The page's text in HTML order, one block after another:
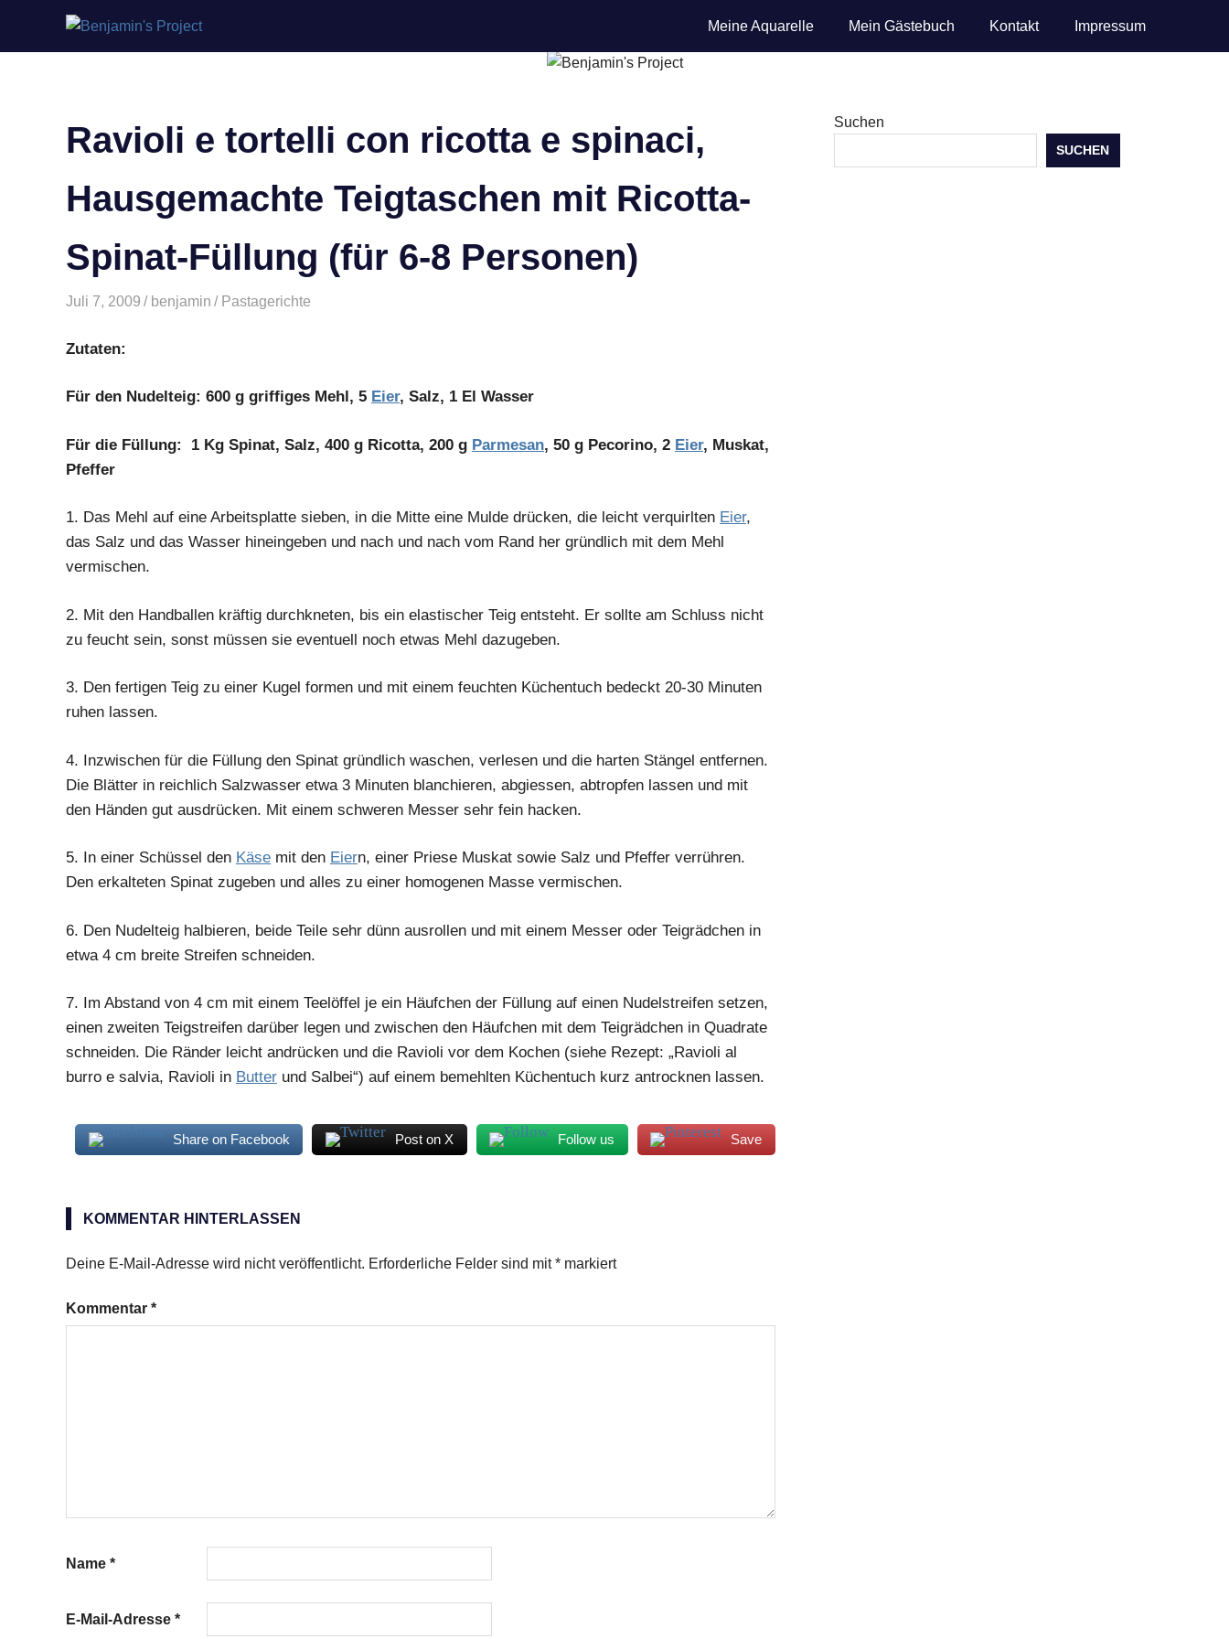
Meine Aquarelle Mein Gästebuch Kontakt Impressum
Ravioli e tortelli con ricotta e spinaci,
Hausgemachte Teigtaschen mit Ricotta-
Spinat-Füllung (für 6-8 Personen)
Juli 7, 2009 benjamin Pastagerichte
Zutaten:
Für den Nudelteig: 600 g griffiges Mehl, 5 Eier, Salz, 1 El Wasser
Für die Füllung: 1 Kg Spinat, Salz, 400 g Ricotta, 200 g Parmesan, 50 g Pecorino, 2 Eier, Muskat,
Pfeffer
1. Das Mehl auf eine Arbeitsplatte sieben, in die Mitte eine Mulde drücken, die leicht verquirlten Eier,
das Salz und das Wasser hineingeben und nach und nach vom Rand her gründlich mit dem Mehl
vermischen.
2. Mit den Handballen kräftig durchkneten, bis ein elastischer Teig entsteht. Er sollte am Schluss nicht
zu feucht sein, sonst müssen sie eventuell noch etwas Mehl dazugeben.
3. Den fertigen Teig zu einer Kugel formen und mit einem feuchten Küchentuch bedeckt 20-30 Minuten
ruhen lassen.
4. Inzwischen für die Füllung den Spinat gründlich waschen, verlesen und die harten Stängel entfernen.
Die Blätter in reichlich Salzwasser etwa 3 Minuten blanchieren, abgiessen, abtropfen lassen und mit
den Händen gut ausdrücken. Mit einem schweren Messer sehr fein hacken.
5. In einer Schüssel den Käse mit den Eiern, einer Priese Muskat sowie Salz und Pfeffer verrühren.
Den erkalteten Spinat zugeben und alles zu einer homogenen Masse vermischen.
6. Den Nudelteig halbieren, beide Teile sehr dünn ausrollen und mit einem Messer oder Teigrädchen in
etwa 4 cm breite Streifen schneiden.
7. Im Abstand von 4 cm mit einem Teelöffel je ein Häufchen der Füllung auf einen Nudelstreifen setzen,
einen zweiten Teigstreifen darüber legen und zwischen den Häufchen mit dem Teigrädchen in Quadrate
schneiden. Die Ränder leicht andrücken und die Ravioli vor dem Kochen (siehe Rezept: „Ravioli al
burro e salvia, Ravioli in Butter und Salbei“) auf einem bemehlten Küchentuch kurz antrocknen lassen.
Share on Facebook Post on X Follow us Save
Ricotta
KOMMENTAR HINTERLASSEN
Deine E-Mail-Adresse wird nicht veröffentlicht. Erforderliche Felder sind mit* markiert
Kommentar *
Name *
E-Mail-Adresse *
Suchen
SUCHEN